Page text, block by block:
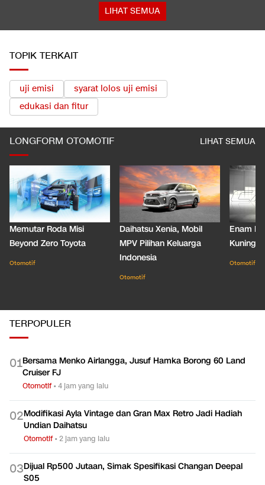
LIHAT SEMUA
TOPIK TERKAIT
uji emisi
syarat lolos uji emisi
edukasi dan fitur
LONGFORM OTOMOTIF LIHAT SEMUA
Memutar Roda Misi
Beyond Zero Toyota
Otomotif
Daihatsu Xenia, Mobil
MPV Pilihan Keluarga
Indonesia
Otomotif
Enam
Kuning
Otomotif
TERPOPULER
01Bersama Menko Airlangga, Jusuf Hamka Borong 60 Land
Cruiser FJ
Otomotif•4 jam yang lalu
02Modifikasi Ayla Vintage dan Gran Max Retro Jadi Hadiah
Undian Daihatsu
Otomotif•2 jam yang lalu
03Dijual Rp500 Jutaan, Simak Spesifikasi Changan Deepal
S05